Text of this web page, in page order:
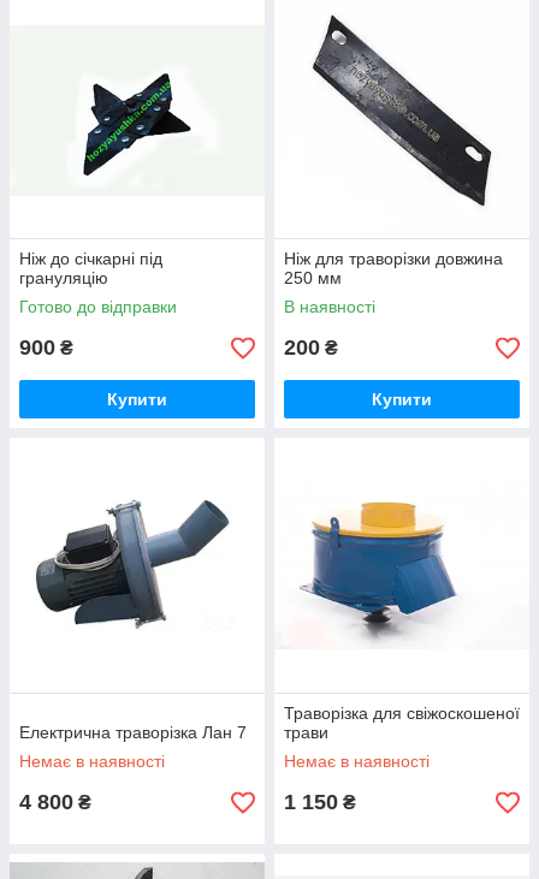
Ніж до січкарні під
грануляцію
Готово до відправки
900 ₴
Купити
Ніж для траворізки довжина
250 мм
В наявності
200 ₴
Купити
Електрична траворізка Лан 7
Немає в наявності
4 800 ₴
Траворізка для свіжоскошеної
трави
Немає в наявності
1 150 ₴